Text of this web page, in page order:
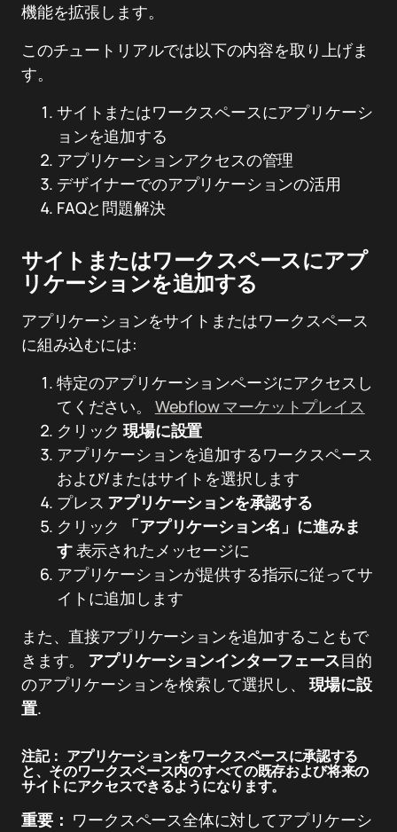
機能を拡張します。
このチュートリアルでは以下の内容を取り上げま
す。
サイトまたはワークスペースにアプリケーシ
ョンを追加する
アプリケーションアクセスの管理
デザイナーでのアプリケーションの活用
FAQと問題解決
サイトまたはワークスペースにアプ
リケーションを追加する
アプリケーションをサイトまたはワークスペース
に組み込むには:
特定のアプリケーションページにアクセスし
てください。 Webflow マーケットプレイス
クリック現場に設置
アプリケーションを追加するワークスペース
および/またはサイトを選択します
プレス アプリケーションを承認する
クリック
「アプリケーション名」に進みま
す表示されたメッセージに
アプリケーションが提供する指示に従ってサ
イトに追加します
また、直接アプリケーションを追加することもで
きます。 アプリケーションインターフェース目的
のアプリケーションを検索して選択し、 現場に設
置.
注記： アプリケーションをワークスペースに承認する
と、そのワークスペース内のすべての既存および将来の
サイトにアクセスできるようになります。
重要： ワークスペース全体に対してアプリケーシ